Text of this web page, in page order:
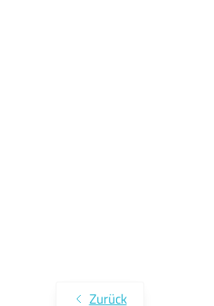
Zurück